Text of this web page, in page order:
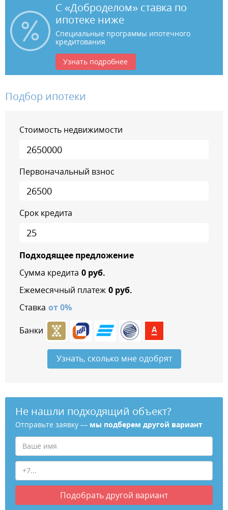
С «Доброделом» ставка по
ипотеке ниже
Специальные программы ипотечного
кредитования
Узнать подробнее
Подбор ипотеки
Стоимость недвижимости
Первоначальный взнос
Срок кредита
Подходящее предложение
Сумма кредита 0руб.
Ежемесячный платеж 0руб.
Ставка от0%
Банки
Узнать, сколько мне одобрят
Не нашли подходящий объект?
Отправьте заявку — мы подберем другой вариант
Подобратьдругой вариант